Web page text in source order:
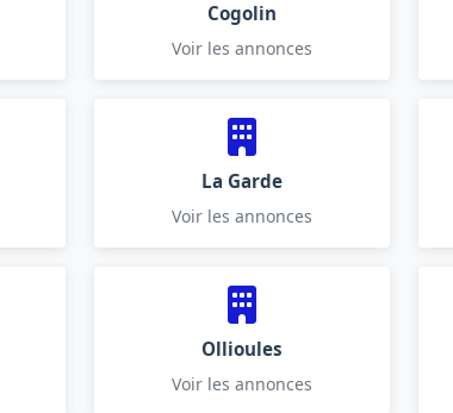
Cogolin
Voir les annonces
La Garde
Voir les annonces
Ollioules
Voir les annonces